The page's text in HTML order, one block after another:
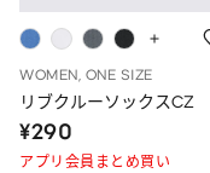
WOMEN, ONE SIZE
リブクルーソックスCZ
¥290
アプリ会員まとめ買い